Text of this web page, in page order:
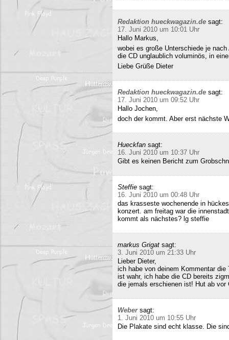
Redaktion hueckwagazin.de sagt:
17. Juni 2010 um 10:01 Uhr
Hallo Markus,
wobei es große Unterschiede je
die CD unglaublich voluminös, in
Liebe Grüße Dieter
Redaktion hueckwagazin.de sagt:
17. Juni 2010 um 09:52 Uhr
Hallo Jochen,
doch der kommt. Aber erst nächste
Hueckfan sagt:
16. Juni 2010 um 10:37 Uhr
Gibt es keinen Bericht zum
Steffie sagt:
16. Juni 2010 um 00:48 Uhr
das krasseste wochenende in
konzert. am freitag war die
kommt als nächstes? lg steffie
markus Grigat sagt:
3. Juni 2010 um 21:33 Uhr
Lieber Dieter,
ich habe von deinem Kommentar
ist wahr, ich habe die CD bereits
die jemals erschienen ist! Hut ab vor
Weber sagt:
1. Juni 2010 um 10:55 Uhr
Die Plakate sind echt klasse. Die